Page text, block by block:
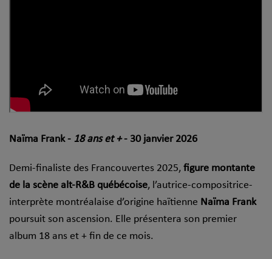
Naïma Frank - 18 ans et +- 30 janvier 2026
Demi-finaliste des Francouvertes 2025, figure montante
de la scène alt-R&B québécoise, l’autrice-compositrice-
interprète montréalaise d’origine haïtienne Naïma Frank
poursuit son ascension. Elle présentera son premier
album 18 ans et + fin de ce mois.